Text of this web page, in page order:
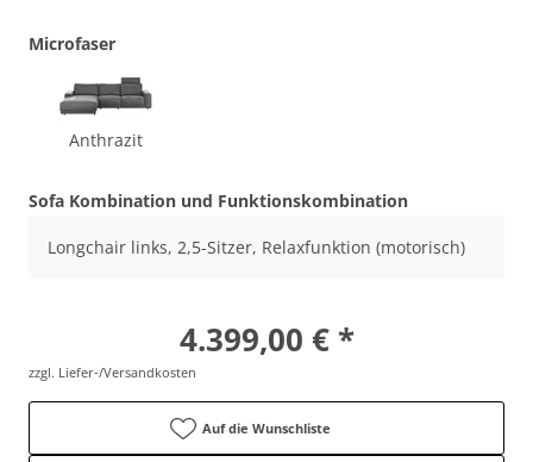
Microfaser
Anthrazit
Sofa Kombination und Funktionskombination
Longchair links, 2,5-Sitzer, Relaxfunktion (motorisch)
4.399,00 € *
zzgl. Liefer-/Versandkosten
Auf die Wunschliste